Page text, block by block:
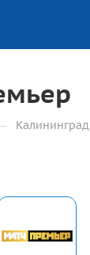
Калининград